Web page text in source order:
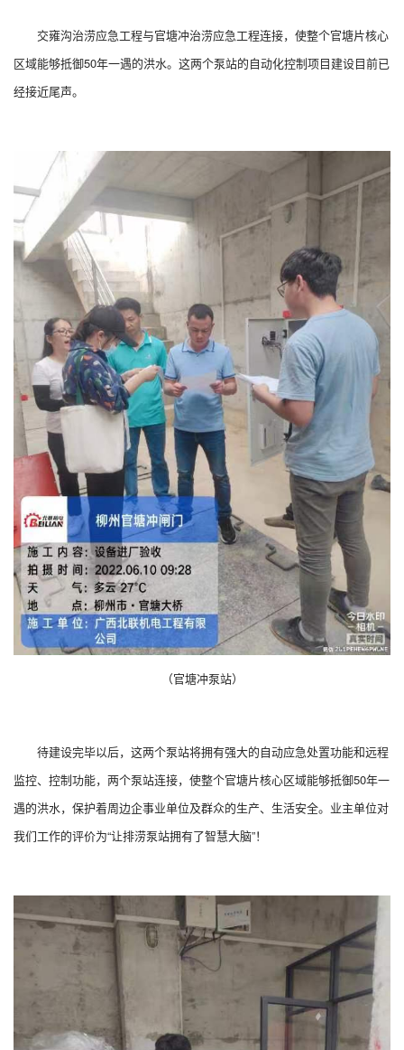
交雍沟治涝应急工程与官塘冲治涝应急工程连接，使整个官塘片核心
区域能够抵御50年一遇的洪水。这两个泵站的自动化控制项目建设目前已
经接近尾声。
（官塘冲泵站）
待建设完毕以后，这两个泵站将拥有强大的自动应急处置功能和远程
监控、控制功能，两个泵站连接，使整个官塘片核心区域能够抵御50年一
遇的洪水，保护着周边企事业单位及群众的生产、生活安全。业主单位对
我们工作的评价为“让排涝泵站拥有了智慧大脑”！